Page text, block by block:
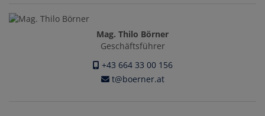
Mag. Thilo Börner
Geschäftsführer
+43 664 33 00 156
t@boerner.at